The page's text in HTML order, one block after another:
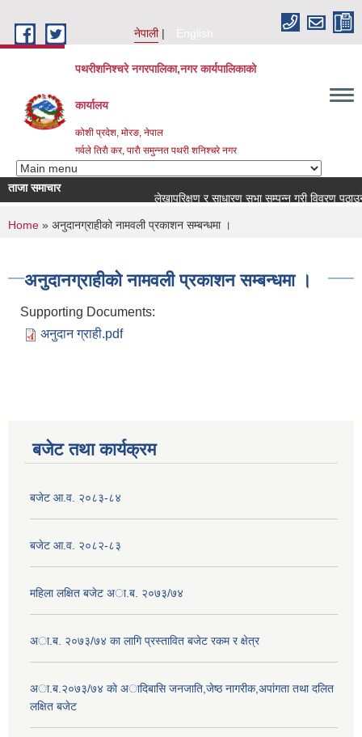
नेपाली
English
पथरीशनिश्चरे नगरपालिका,नगर कार्यपालिकाको
कार्यालय
कोशी प्रदेश, मोरङ, नेपाल
गर्वले तिराै कर, पाराै समुन्नत पथरी शनिश्चरे नगर
ताजा समाचार
लेखापरिक्षण र साधारण सभा सम्पन्न गरी विवरण पठाउने
You are here
Home » अनुदानग्राहीको नामवली प्रकाशन सम्बन्धमा ।
अनुदानग्राहीको नामवली प्रकाशन सम्बन्धमा ।
Supporting Documents:
अनुदान ग्राही.pdf
बजेट तथा कार्यक्रम
बजेट आ.व. २०८३-८४
बजेट आ.व. २०८२-८३
महिला लक्षित बजेट अा.ब. २०७३/७४
अा.ब. २०७३/७४ का लागि प्रस्तावित बजेट रकम र क्षेत्र
अा.ब.२०७३/७४ काे अादिबासि जनजाति,जेष्ठ नागरीक,अपांगता तथा दलित
लक्षित बजेट